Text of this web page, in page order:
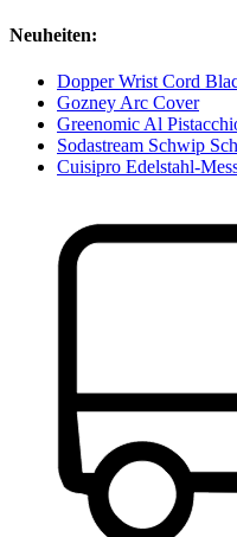
Neuheiten:
Dopper Wrist Cord
Gozney Arc Cover
Greenomic Al
Sodastream Schwip
Cuisipro Edelstahl-